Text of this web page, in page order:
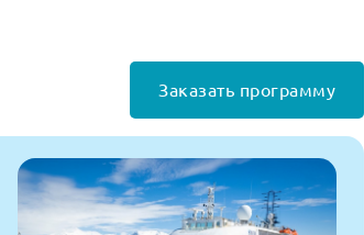
Заказать программу